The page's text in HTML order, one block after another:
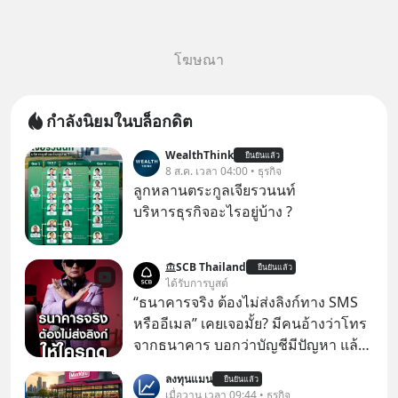
โฆษณา
กำลังนิยมในบล็อกดิต
WealthThink ยืนยันแล้ว
8 ส.ค. เวลา 04:00 • ธุรกิจ
ลูกหลานตระกูลเจียรวนนท์
บริหารธุรกิจอะไรอยู่บ้าง ?
SCB Thailand ยืนยันแล้ว
ได้รับการบูสต์
“ธนาคารจริง ต้องไม่ส่งลิงก์ทาง SMS
หรืออีเมล” เคยเจอมั้ย? มีคนอ้างว่าโทร
จากธนาคาร บอกว่าบัญชีมีปัญหา แล้ว
ทันที มาฟัง “ป้าเก๋าเล่ากลโกง” เพื่อรู้ทัน
ลงทุนแมน ยืนยันแล้ว
เมื่อวาน เวลา 09:44 • ธุรกิจ